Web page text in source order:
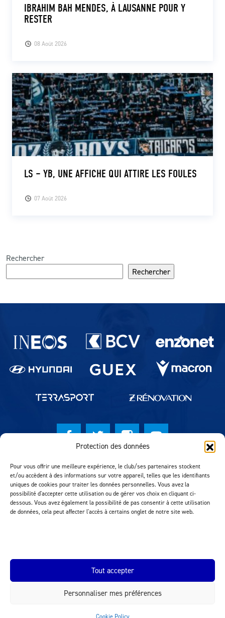
Protection des données
Pour vous offrir une meilleure expérience, le club/ses partenaires stockent
et/ou accèdent à des informations sur votre appareil, telles que les identifiants
uniques de cookies pour traiter les données personnelles. Vous avez la
possibilité d'accepter cette utilisation ou de gérer vos choix en cliquant ci-
dessous. Vous avez également la possibilité de pas consentir à cette utilisation
de données, cela peut affecter l'accès à certains onglet de notre site web.
Tout accepter
Personnaliser mes préférences
Cookie Policy
08 Août 2026
IBRAHIM BAH MENDES, À LAUSANNE POUR Y
RESTER
07 Août 2026
LS – YB, UNE AFFICHE QUI ATTIRE LES FOULES
Rechercher
Rechercher
Partenaires du lausanne-Sport
© Lausanne Sport Football Club 2026
Réalisation MTM Agency